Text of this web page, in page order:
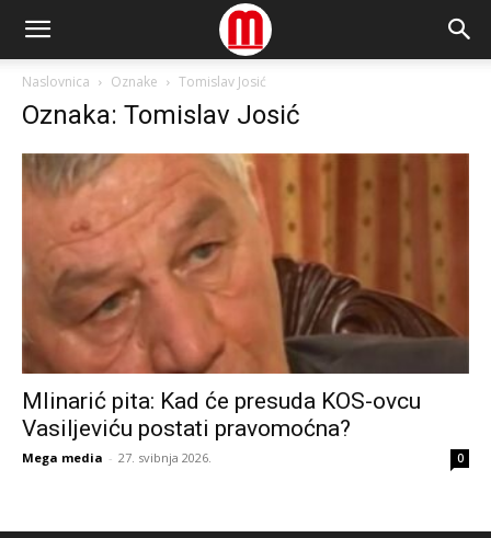
Naslovnica Oznake Tomislav Josić
Oznaka: Tomislav Josić
Mlinarić pita: Kad će presuda KOS-ovcu
Vasiljeviću postati pravomoćna?
Mega media - 27. svibnja 2026. 0